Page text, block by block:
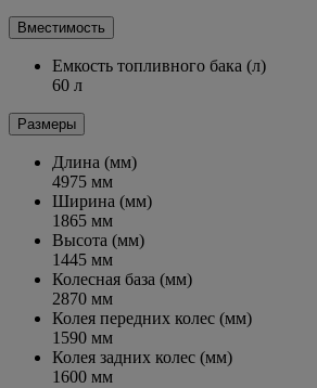
Вместимость
Емкость топливного бака (л)
60 л
Размеры
Длина (мм)
4975 мм
Ширина (мм)
1865 мм
Высота (мм)
1445 мм
Колесная база (мм)
2870 мм
Колея передних колес (мм)
1590 мм
Колея задних колес (мм)
1600 мм